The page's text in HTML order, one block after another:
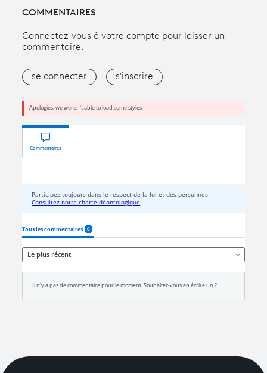
COMMENTAIRES
Connectez-vous à votre compte pour laisser un
commentaire.
se connecter s'inscrire